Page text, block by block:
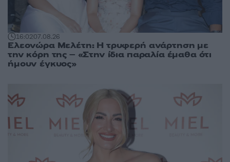
16:0207.08.26
Ελεονώρα Μελέτη: Η τρυφερή ανάρτηση με
την κόρη της – «Στην ίδια παραλία έμαθα ότι
ήμουν έγκυος»